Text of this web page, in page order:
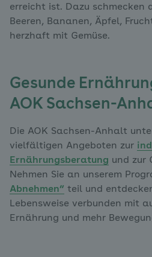
erreicht ist. Dazu schmecken
Beeren, Bananen, Äpfel,
herzhaft mit Gemüse.
Gesunde
AOK Sachsen-
Die AOK Sachsen-Anhalt
vielfältigen Angeboten zur
Ernährungsberatung und zur
Nehmen Sie an unserem
Abnehmen“ teil und
Lebensweise verbunden mit
Ernährung und mehr